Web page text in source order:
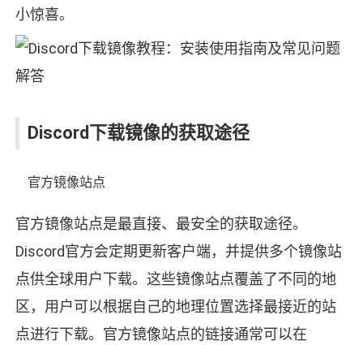
小惊喜。
Discord下载镜像的获取途径
官方镜像站点
官方镜像站点是最直接、最安全的获取途径。
Discord官方会定期更新客户端，并提供多个镜像站
点供全球用户下载。这些镜像站点覆盖了不同的地
区，用户可以根据自己的地理位置选择最接近的站
点进行下载。官方镜像站点的链接通常可以在